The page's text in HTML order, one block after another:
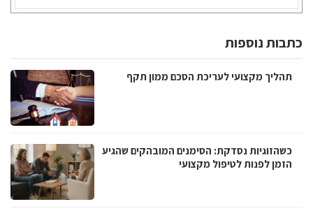
כתבות נוספות
תהליך מקצועי לעריכת הסכם ממון תקף
כשהזוגיות נסדקת: הסימנים המובהקים שהגיע
הזמן לפנות לטיפול מקצועי